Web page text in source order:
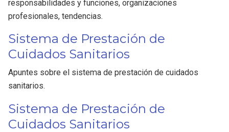
responsabilidades y funciones, organizaciones
profesionales, tendencias.
Sistema de Prestación de
Cuidados Sanitarios
Apuntes sobre el sistema de prestación de cuidados
sanitarios.
Sistema de Prestación de
Cuidados Sanitarios